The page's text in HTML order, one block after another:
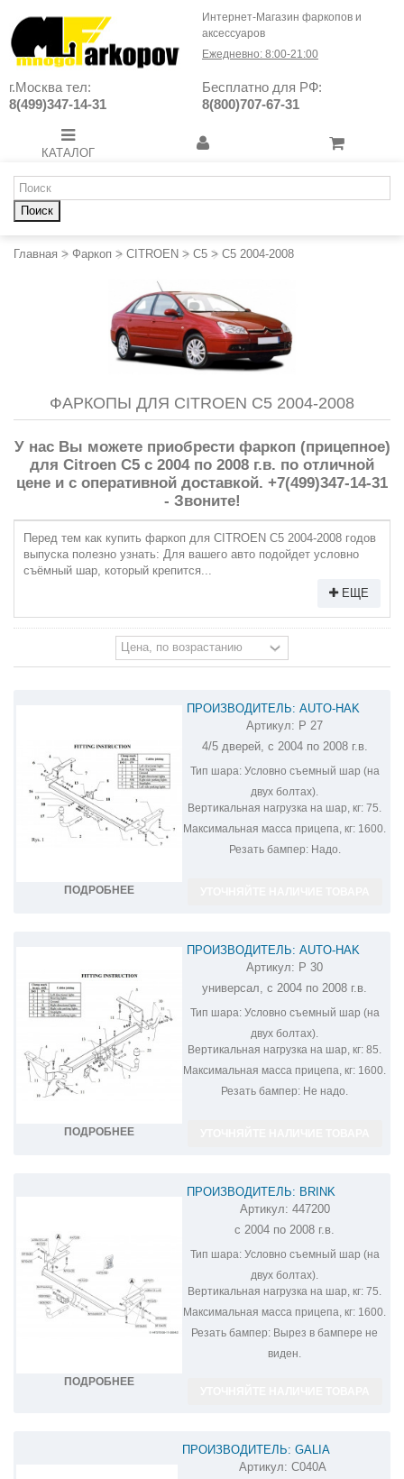
Интернет-Магазин фаркопов и
аксессуаров
Ежедневно: 8:00-21:00
г.Москва тел:
8(499)347-14-31
Бесплатно для РФ:
8(800)707-67-31
КАТАЛОГ
Поиск
Главная > Фаркоп > CITROEN > C5 > C5 2004-2008
ФАРКОПЫ ДЛЯ CITROEN C5 2004-2008
У нас Вы можете приобрести фаркоп (прицепное)
для Citroen C5 с 2004 по 2008 г.в. по отличной
цене и с оперативной доставкой. +7(499)347-14-31
- Звоните!
Перед тем как купить фаркоп для CITROEN C5 2004-2008 годов
выпуска полезно узнать: Для вашего авто подойдет условно
съёмный шар, который крепится...
ЕЩЕ
ПОДРОБНЕЕ
ПРОИЗВОДИТЕЛЬ: AUTO-HAK
ФАРКОП НА CITROEN C5 P 27
Артикул: P 27
4/5 дверей, с 2004 по 2008 г.в.
Тип шара:Условно съемный шар (на
двух болтах).
Вертикальная нагрузка на шар, кг: 75.
Максимальная масса прицепа, кг: 1600.
Резать бампер:Надо.
ПОДРОБНЕЕ
ПРОИЗВОДИТЕЛЬ: AUTO-HAK
ФАРКОП НА CITROEN C5 P 30
Артикул: P 30
универсал, с 2004 по 2008 г.в.
Тип шара:Условно съемный шар (на
двух болтах).
Вертикальная нагрузка на шар, кг: 85.
Максимальная масса прицепа, кг: 1600.
Резать бампер: Не надо.
ПОДРОБНЕЕ
ПРОИЗВОДИТЕЛЬ: BRINK
ФАРКОП НА CITROEN C5 447200
Артикул: 447200
с 2004 по 2008 г.в.
Тип шара:Условно съемный шар (на
двух болтах).
Вертикальная нагрузка на шар, кг: 75.
Максимальная масса прицепа, кг: 1600.
Резать бампер: Вырез в бампере не
виден.
ПРОИЗВОДИТЕЛЬ: GALIA
ОЦИНКОВАННЫЙ ФАРКОП НА
Артикул: C040A